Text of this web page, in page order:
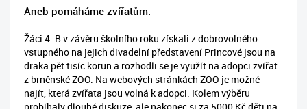
Aneb pomáháme zvířatům.
Žáci 4. B v závěru školního roku získali z dobrovolného
vstupného na jejich divadelní představení Princové jsou na
draka pět tisíc korun a rozhodli se je využít na adopci zvířat
z brněnské ZOO. Na webových stránkách ZOO je možné
najít, která zvířata jsou volná k adopci. Kolem výběru